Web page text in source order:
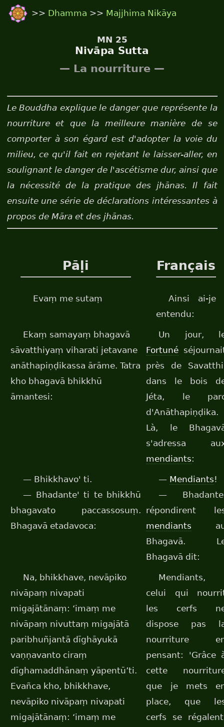
>> Dhamma >> Majjhima Nikāya
MN 25
Nivāpa Sutta
— La nourriture —
Le Bouddha explique le danger que représente la
nourriture et que la meilleure manière de se
comporter à son égard est d'adopter la voie du
milieu, ce qu'il fait en rejetant le laisser-aller, en
soulignant le danger de l'ascétisme dur, ainsi que
la nécessité de la pratique des jhānas. Il fait
ensuite une série de déclarations intéressantes à
propos de Māra et des jhānas.
Pāḷi
Evaṃ me sutaṃ
Français
Ainsi ai-je
entendu:
Ekaṃ samayaṃ bhagavā
sāvatthiyaṃ viharati jetavane
anāthapiṇḍikassa ārāme. Tatra
kho bhagavā bhikkhū
āmantesi:
Un jour,
Fortuné
près de
dans le bois
Jéta, le
d'Anāthapiṇḍika.
Là, le
s'adressa
mendiants:
— Bhikkhavo' ti.
— Bhadante' ti te bhikkhū
bhagavato paccassosuṃ.
Bhagavā etadavoca:
— Mendiants!
—
répondirent
mendiants
Bhagavā.
Bhagavā dit:
Na, bhikkhave, nevāpiko
nivāpaṃ nivapati
migajātānaṃ: ‘imaṃ me
nivāpaṃ nivuttaṃ migajātā
paribhuñjantā dīghāyukā
vaṇṇavanto ciraṃ
dīghamaddhānaṃ yāpentū’ti.
Evañca kho, bhikkhave,
nevāpiko nivāpaṃ nivapati
migajātānaṃ: ‘imaṃ me
Mendiants,
celui qui
les cerfs
dispose pas
nourriture
pensant: 'Grâce
cette
que je mets
place, que
cerfs se